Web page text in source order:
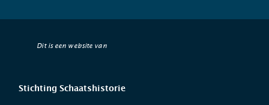
Dit is een website van
Stichting Schaatshistorie